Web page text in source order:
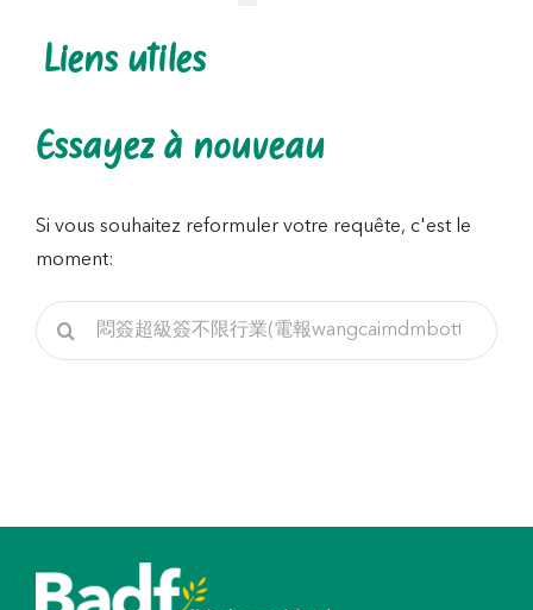
Liens utiles
Essayez à nouveau
Si vous souhaitez reformuler votre requête, c'est le
moment:
Rechercher